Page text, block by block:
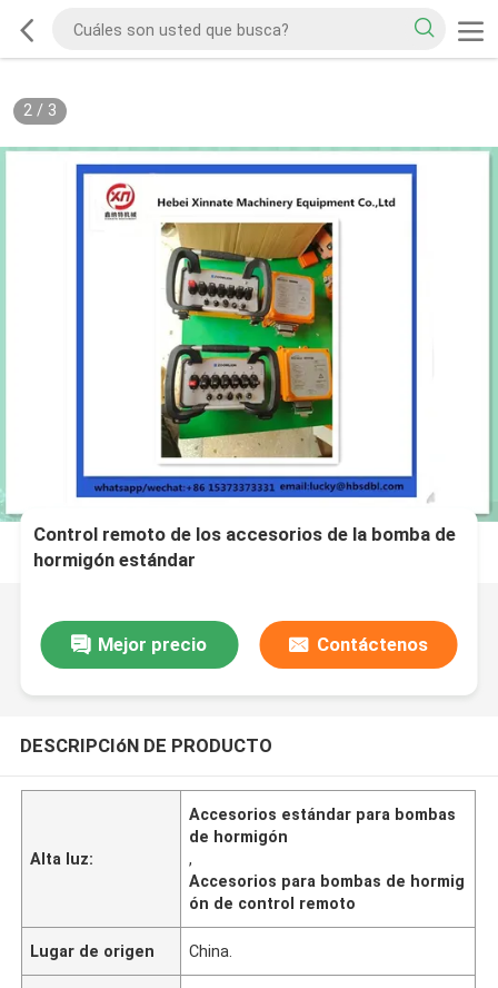
2/ 3
Control remoto de los accesorios de la bomba de
hormigón estándar
Mejor precio Contáctenos
DESCRIPCIóN DE PRODUCTO
Alta luz:
Accesorios estándar para bombas
de hormigón
,
Accesorios para bombas de hormig
ón de control remoto
Lugar de origen China.